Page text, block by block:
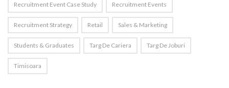
Recruitment Event Case Study Recruitment Events
Recruitment Strategy Retail Sales & Marketing
Students & Graduates Targ De Cariera Targ De Joburi
Timisoara